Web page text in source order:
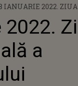
IANUARIE 2022.
2022.
a